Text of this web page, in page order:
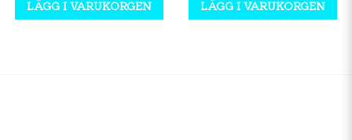
LÄGG I VARUKORGEN LÄGG I VARUKORGEN